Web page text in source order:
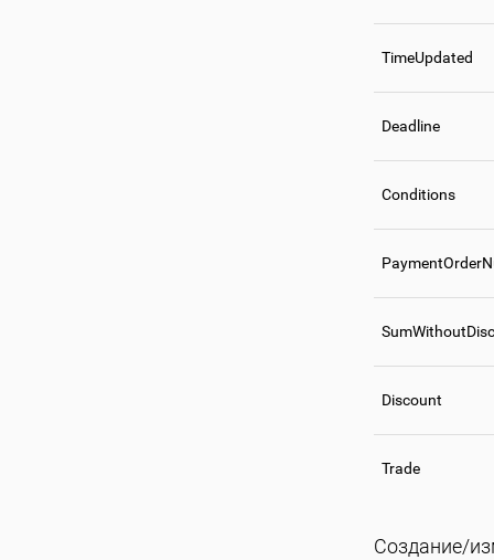
TimeUpdated
Deadline
Conditions
Discount
Trade
Создание/